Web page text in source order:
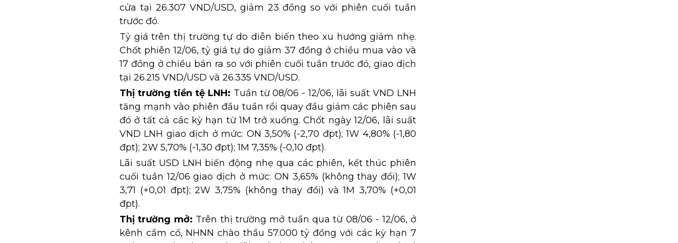
cửa tại 26.307 VND/USD, giảm 23 đồng so với phiên cuối tuần
trước đó.
Tỷ giá trên thị trường tự do diễn biến theo xu hướng giảm nhẹ.
Chốt phiên 12/06, tỷ giá tự do giảm 37 đồng ở chiều mua vào và
17 đồng ở chiều bán ra so với phiên cuối tuần trước đó, giao dịch
tại 26.215 VND/USD và 26.335 VND/USD.
Thị trường tiền tệ LNH: Tuần từ 08/06 - 12/06, lãi suất VND LNH
tăng mạnh vào phiên đầu tuần rồi quay đầu giảm các phiên sau
đó ở tất cả các kỳ hạn từ 1M trở xuống. Chốt ngày 12/06, lãi suất
VND LNH giao dịch ở mức: ON 3,50% (-2,70 đpt); 1W 4,80% (-1,80
đpt); 2W 5,70% (-1,30 đpt); 1M 7,35% (-0,10 đpt).
Lãi suất USD LNH biến động nhẹ qua các phiên, kết thúc phiên
cuối tuần 12/06 giao dịch ở mức: ON 3,65% (không thay đổi); 1W
3,71 (+0,01 đpt); 2W 3,75% (không thay đổi) và 1M 3,70% (+0,01
đpt).
Thị trường mở: Trên thị trường mở tuần qua từ 08/06 - 12/06, ở
kênh cầm cố, NHNN chào thầu 57.000 tỷ đồng với các kỳ hạn 7